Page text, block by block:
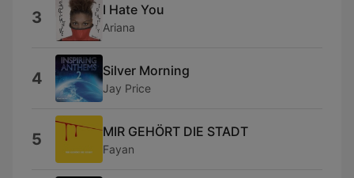
3 I Hate You
Ariana
4 Silver Morning
Jay Price
5 MIR GEHÖRT DIE STADT
Fayan